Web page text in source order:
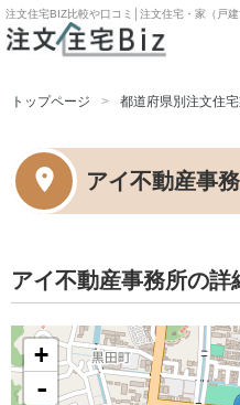
注文住宅BIZ比較や口コミ│注文住宅・家（戸建て）を
トップページ 都道府県別注文住
アイ不動産事
アイ不動産事務所の詳
+
-